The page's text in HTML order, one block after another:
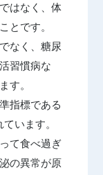
はなく、体
とです。
なく、糖尿
習慣病な
す。
指標である
います。
て食べ過ぎ
の異常が原